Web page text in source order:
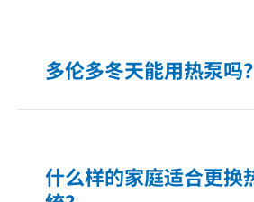
多伦多冬天能用热泵吗？
什么样的家庭适合更换